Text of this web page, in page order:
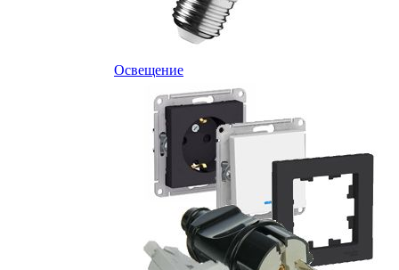
Освещение